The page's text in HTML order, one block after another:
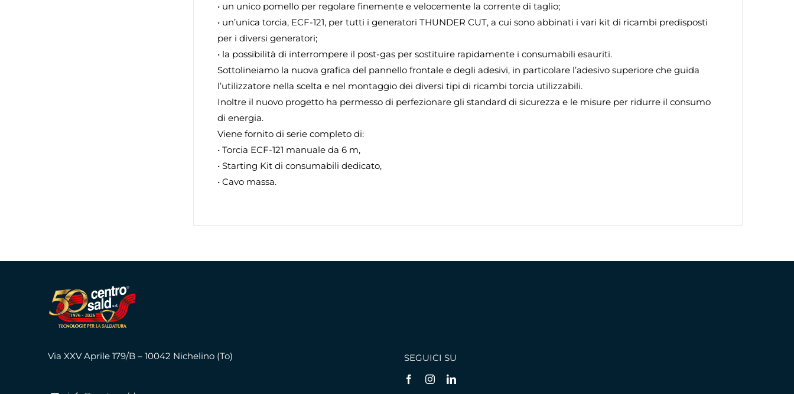
• un unico pomello per regolare finemente e velocemente la corrente di taglio;
• un’unica torcia, ECF-121, per tutti i generatori THUNDER CUT, a cui sono abbinati i vari kit di ricambi predisposti
per i diversi generatori;
• la possibilità di interrompere il post-gas per sostituire rapidamente i consumabili esauriti.
Sottolineiamo la nuova grafica del pannello frontale e degli adesivi, in particolare l’adesivo superiore che guida
l’utilizzatore nella scelta e nel montaggio dei diversi tipi di ricambi torcia utilizzabili.
Inoltre il nuovo progetto ha permesso di perfezionare gli standard di sicurezza e le misure per ridurre il consumo
di energia.
Viene fornito di serie completo di:
• Torcia ECF-121 manuale da 6 m,
• Starting Kit di consumabili dedicato,
• Cavo massa.
Via XXV Aprile 179/B – 10042 Nichelino (To) SEGUICI SU